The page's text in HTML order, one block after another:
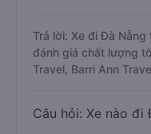
Trả lời: Xe đi Đà
đánh giá chất lượng
Travel, Barri Ann
Câu hỏi: Xe nào đi